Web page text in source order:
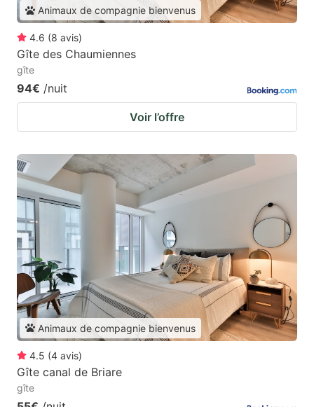
Animaux de compagnie bienvenus
4.6 (8 avis)
Gîte des Chaumiennes
gîte
94€ /nuit
Voir l’offre
Animaux de compagnie bienvenus
4.5 (4 avis)
Gîte canal de Briare
gîte